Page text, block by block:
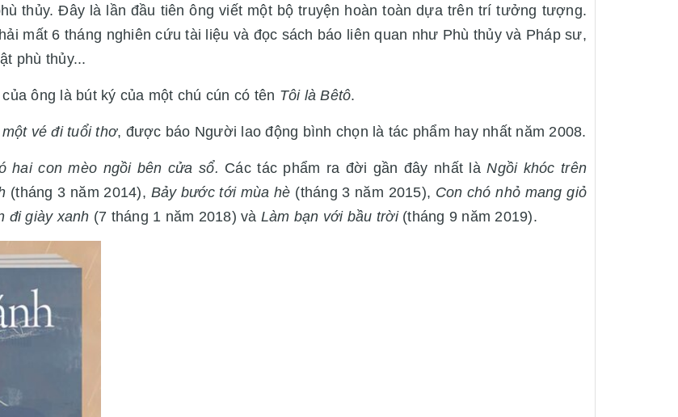
thủy. Đây là lần đầu tiên ông viết một bộ truyện hoàn toàn dựa trên trí tưởng tượng.
mất 6 tháng nghiên cứu tài liệu và đọc sách báo liên quan như Phù thủy và Pháp sư,
phù thủy...
ông là bút ký của một chú cún có tên Tôi là Bêtô.
vé đi tuổi thơ, được báo Người lao động bình chọn là tác phẩm hay nhất năm 2008.
hai con mèo ngồi bên cửa sổ. Các tác phẩm ra đời gần đây nhất làNgồi khóc trên
(tháng 3 năm 2014), Bảy bước tới mùa hè (tháng 3 năm 2015), Con chó nhỏ mang giỏ
đi giày xanh (7 tháng 1 năm 2018) và Làm bạn với bầu trời (tháng 9 năm 2019).